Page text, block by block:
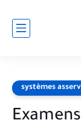
systèmes